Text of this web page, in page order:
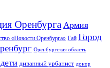
Оренбурга Армия
«Новости Оренбурга» Гай Город
Оренбургская область
дети диванный урбанист донор